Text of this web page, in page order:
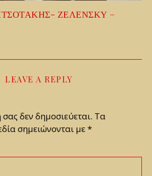
ΖΕΛΕΝΣΚΥ –
LEAVE A REPLY
δεν δημοσιεύεται. Τα
σημειώνονται με*